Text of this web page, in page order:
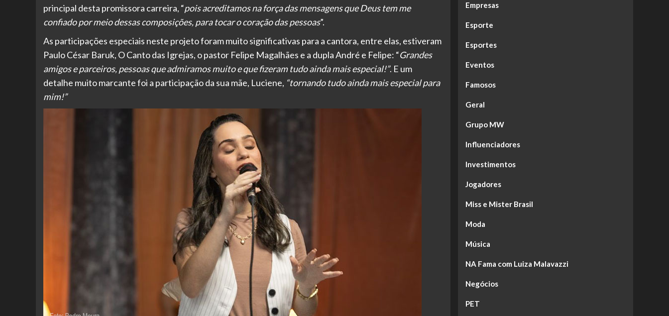
principal desta promissora carreira, “pois acreditamos na força das mensagens que Deus tem me
confiado por meio dessas composições, para tocar o coração das pessoas”.
As participações especiais neste projeto foram muito significativas para a cantora, entre elas, estiveram
Paulo César Baruk, O Canto das Igrejas, o pastor Felipe Magalhães e a dupla André e Felipe: “Grandes
amigos e parceiros, pessoas que admiramos muito e que fizeram tudo ainda mais especial!”. E um
detalhe muito marcante foi a participação da sua mãe, Luciene, “tornando tudo ainda mais especial para
mim!”
Empresas
Esporte
Esportes
Eventos
Famosos
Geral
Grupo MW
Influenciadores
Investimentos
Jogadores
Miss e Mister Brasil
Moda
Música
NA Fama com Luiza Malavazzi
Negócios
PET